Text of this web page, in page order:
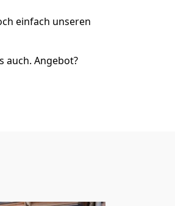
einfach unseren
auch. Angebot?